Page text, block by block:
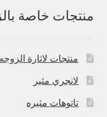
منتجات خاصة
منتجات لاثارة الزوجه
لانجري مثير
تاتوهات مثيره